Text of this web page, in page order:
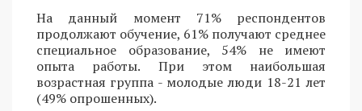
На данный момент 71% респондентов
продолжают обучение, 61% получают среднее
специальное образование, 54% не имеют
опыта работы. При этом наибольшая
возрастная группа - молодые люди 18-21 лет
(49% опрошенных).